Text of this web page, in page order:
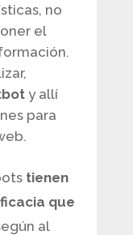
no
el
y allí
para
tienen
que
al